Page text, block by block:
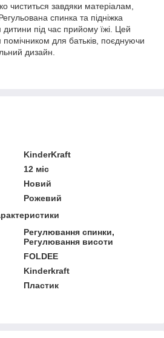
чиститься завдяки матеріалам,
спинка та підніжка
під час прийому їжі. Цей
помічником для батьків, поєднуючи
дизайн.
KinderKraft
12 міс
Новий
Рожевий
Регулювання спинки,
Регулювання висоти
FOLDEE
Kinderkraft
Пластик